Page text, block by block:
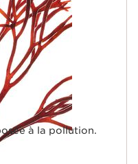
à la pollution.